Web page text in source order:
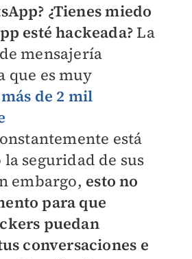
¿Tienes miedo
esté hackeada?La
mensajería
que es muy
de 2 mil
está
seguridad de sus
embargo, esto no
para que
puedan
conversaciones e